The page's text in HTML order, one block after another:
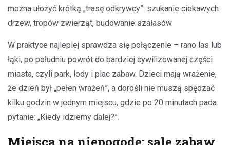
można ułożyć krótką „trasę odkrywcy”: szukanie ciekawych
drzew, tropów zwierząt, budowanie szałasów.
W praktyce najlepiej sprawdza się połączenie – rano las lub
łąki, po południu powrót do bardziej cywilizowanej części
miasta, czyli park, lody i plac zabaw. Dzieci mają wrażenie,
że dzień był „pełen wrażeń”, a dorośli nie muszą spędzać
kilku godzin w jednym miejscu, gdzie po 20 minutach pada
pytanie: „Kiedy idziemy dalej?”.